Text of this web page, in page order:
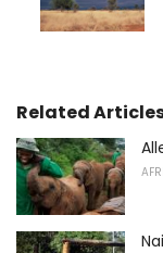
Related